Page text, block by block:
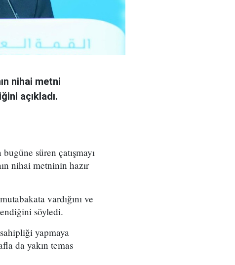
nihai metni
açıkladı.
süren çatışmayı
nihai metninin hazır
vardığını ve
söyledi.
yapmaya
da yakın temas